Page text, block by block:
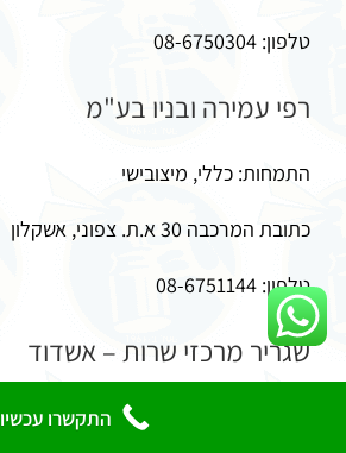
טלפון: 08-6750304
רפי עמירה ובניו בע"מ
התמחות: כללי, מיצובישי
כתובת המרכבה 30 א.ת. צפוני, אשקלון
טלפון: 08-6751144
שגריר מרכזי שרות – אשדוד
התקשרו עכשיו